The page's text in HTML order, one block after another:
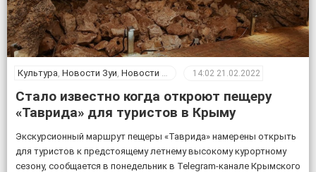
Культура, Новости Зуи, Новости Крыма 14:02 21.02.2022
Стало известно когда откроют пещеру
«Таврида» для туристов в Крыму
Экскурсионный маршрут пещеры «Таврида» намерены открыть
для туристов к предстоящему летнему высокому курортному
сезону, сообщается в понедельник в Telegram-канале Крымского